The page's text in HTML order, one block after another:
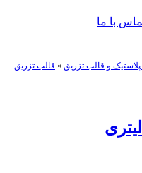
با ما
و قالب تزریق » قالب تزریق